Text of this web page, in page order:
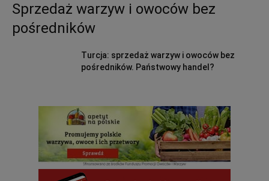
Sprzedaż warzyw i owoców bez
pośredników
Turcja: sprzedaż warzyw i owoców bez
pośredników. Państwowy handel?